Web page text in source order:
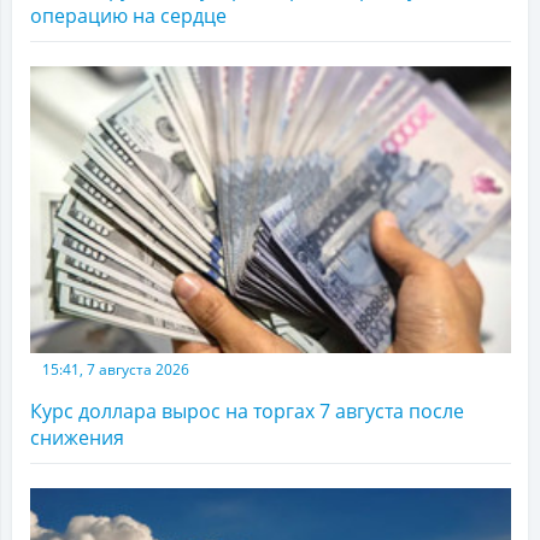
операцию на сердце
15:41, 7 августа 2026
Курс доллара вырос на торгах 7 августа после
снижения